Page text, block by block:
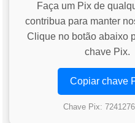
Faça um Pix de
contribua para manter
Clique no botão abaixo
chave Pix.
Copiar chave
Chave Pix: